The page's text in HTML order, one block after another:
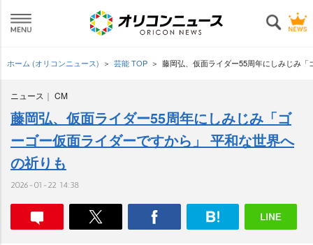
ホーム (オリコンニュース) 芸能 TOP 藤岡弘、仮面ライダー55周年にしみじみ
ニュース CM
藤岡弘、仮面ライダー55周年にしみじみ「ゴ
ーゴー仮面ライダーですから」 平和な世界へ
の祈りも
2026-01-22 14:38